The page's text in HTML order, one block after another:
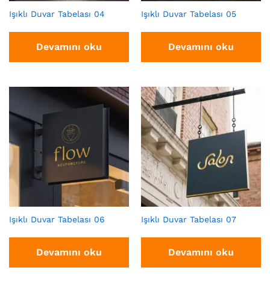
Işıklı Duvar Tabelası 04
Devamını oku
Işıklı Duvar Tabelası 05
Devamını oku
Işıklı Duvar Tabelası 06
Devamını oku
Işıklı Duvar Tabelası 07
Devamını oku